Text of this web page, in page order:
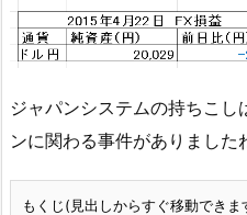
ジャパンシステムの持ちこ
ンに関わる事件がありました
もくじ(見出しからすぐ移動できま